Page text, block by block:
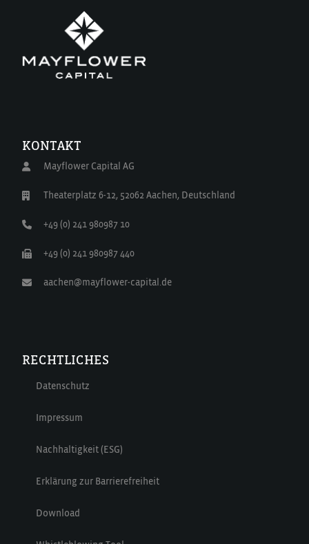
KONTAKT
Mayflower Capital AG
Theaterplatz 6-12, 52062 Aachen, Deutschland
+49 (0) 241 980987 10
+49 (0) 241 980987 440
aachen@mayflower-capital.de
RECHTLICHES
Datenschutz
Impressum
Nachhaltigkeit (ESG)
Erklärung zur Barrierefreiheit
Download